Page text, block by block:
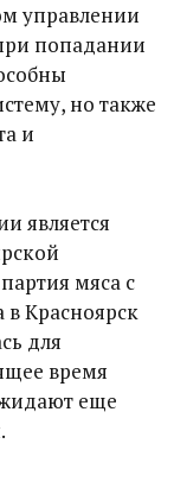
управлении
попадании
но также
и
является
мяса с
Красноярск
для
время
еще